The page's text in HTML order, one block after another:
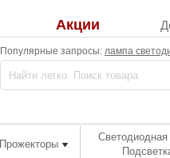
Акции
Популярные запросы: лампа
Прожекторы
Светодиодная